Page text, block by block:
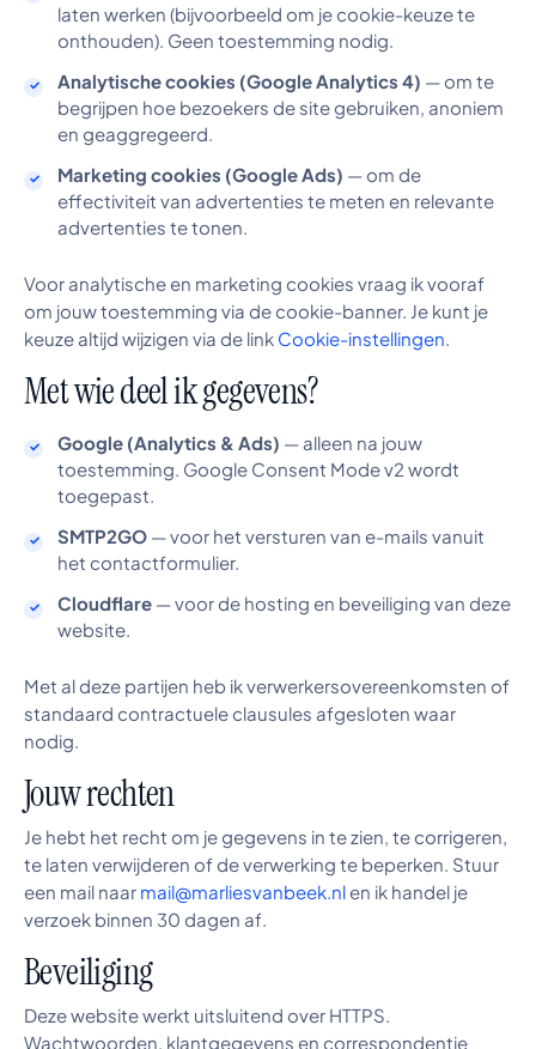
laten werken (bijvoorbeeld om je cookie-keuze te
onthouden). Geen toestemming nodig.
Analytische cookies (Google Analytics 4) — om te
begrijpen hoe bezoekers de site gebruiken, anoniem
en geaggregeerd.
Marketing cookies (Google Ads) — om de
effectiviteit van advertenties te meten en relevante
advertenties te tonen.
Voor analytische en marketing cookies vraag ik vooraf
om jouw toestemming via de cookie-banner. Je kunt je
keuze altijd wijzigen via de link Cookie-instellingen.
Met wie deel ik gegevens?
Google (Analytics & Ads) — alleen na jouw
toestemming. Google Consent Mode v2 wordt
toegepast.
SMTP2GO — voor het versturen van e-mails vanuit
het contactformulier.
Cloudflare — voor de hosting en beveiliging van deze
website.
Met al deze partijen heb ik verwerkersovereenkomsten of
standaard contractuele clausules afgesloten waar
nodig.
Jouw rechten
Je hebt het recht om je gegevens in te zien, te corrigeren,
te laten verwijderen of de verwerking te beperken. Stuur
een mail naar mail@marliesvanbeek.nl en ik handel je
verzoek binnen 30 dagen af.
Beveiliging
Deze website werkt uitsluitend over HTTPS.
Wachtwoorden, klantgegevens en correspondentie